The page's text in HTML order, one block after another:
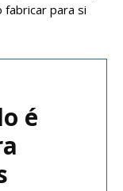
fabricar para si
é